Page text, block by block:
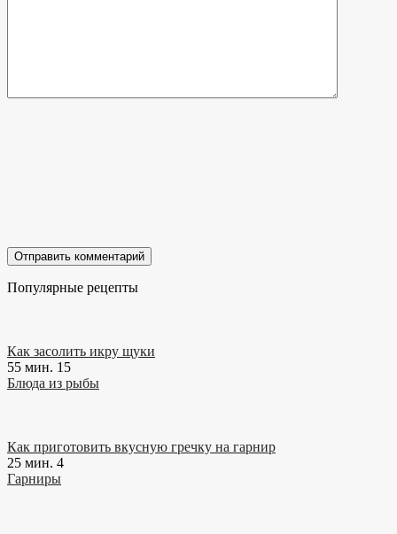
Популярные рецепты
Как засолить икру щуки
55 мин. 15
Блюда из рыбы
Как приготовить вкусную гречку на гарнир
25 мин. 4
Гарниры